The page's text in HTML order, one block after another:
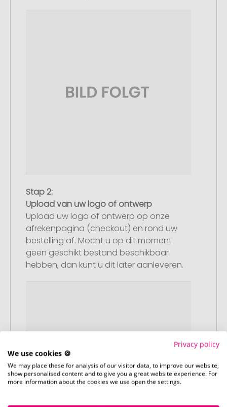
Stap 2:
Upload van uw logo of ontwerp
Upload uw logo of ontwerp op onze
afrekenpagina (checkout) en rond uw
bestelling af. Mocht u op dit moment
geen geschikt bestand beschikbaar
hebben, dan kunt u dit later aanleveren.
Privacy policy
We use cookies 🍪
We may place these for analysis of our visitor data, to improve our website,
show personalised content and to give you a great website experience. For
more information about the cookies we use open the settings.